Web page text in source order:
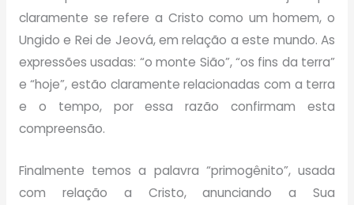
claramente se refere a Cristo como um homem, o
Ungido e Rei de Jeová, em relação a este mundo. As
expressões usadas: “o monte Sião”, “os fins da terra”
e “hoje”, estão claramente relacionadas com a terra
e o tempo, por essa razão confirmam esta
compreensão.
Finalmente temos a palavra “primogênito”, usada
com relação a Cristo, anunciando a Sua